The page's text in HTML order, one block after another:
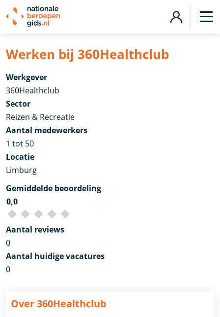
Werken bij 360Healthclub
Werkgever
360Healthclub
Sector
Reizen & Recreatie
Aantal medewerkers
1 tot 50
Locatie
Limburg
Gemiddelde beoordeling
0,0
Aantal reviews
0
Aantal huidige vacatures
0
Over 360Healthclub